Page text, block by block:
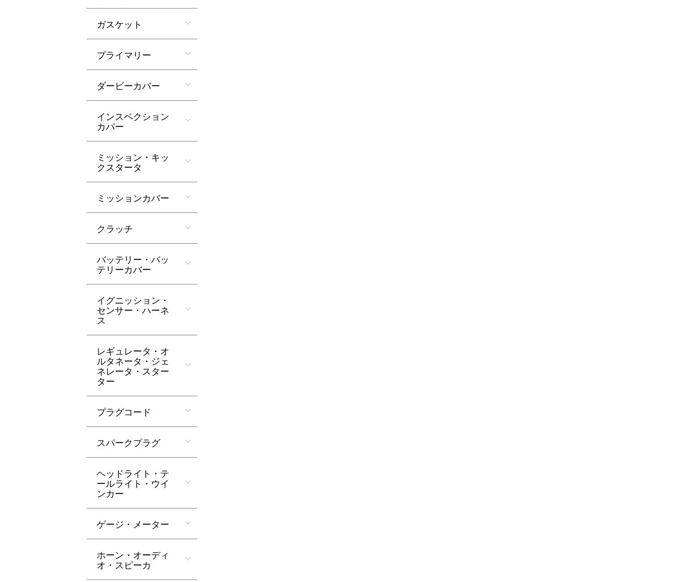
ガスケット
プライマリー
ダービーカバー
インスペクション
カバー
ミッション・キッ
クスタータ
ミッションカバー
クラッチ
バッテリー・バッ
テリーカバー
イグニッション・
センサー・ハーネ
ス
レギュレータ・オ
ルタネータ・ジェ
ネレータ・スター
ター
プラグコード
スパークプラグ
ヘッドライト・テ
ールライト・ウイ
ンカー
ゲージ・メーター
ホーン・オーディ
オ・スピーカ